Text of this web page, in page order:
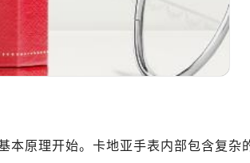
本原理开始。卡地亚手表内部包含复杂